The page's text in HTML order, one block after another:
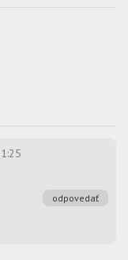
odpovedať